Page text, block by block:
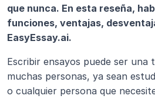
que nunca. En esta reseña,
funciones, ventajas,
EasyEssay.ai.
Escribir ensayos puede ser una
muchas personas, ya sean
o cualquier persona que